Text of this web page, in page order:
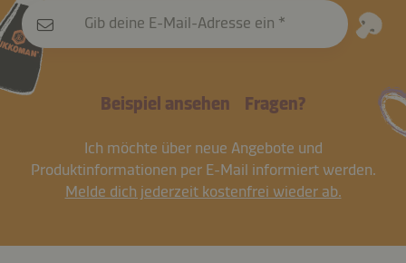
Gib deine E-Mail-Adresse ein
Beispiel ansehen Fragen?
Ich möchte über neue Angebote und
Produktinformationen per E-Mail informiert werden.
Melde dich jederzeit kostenfrei wieder ab.